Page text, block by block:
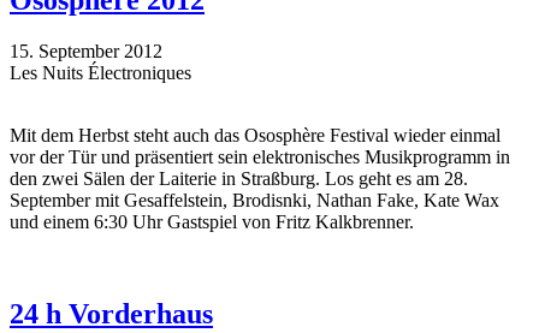
15. September 2012
Les Nuits Électroniques
Mit dem Herbst steht auch das Ososphère Festival wieder einmal
vor der Tür und präsentiert sein elektronisches Musikprogramm in
den zwei Sälen der Laiterie in Straßburg. Los geht es am 28.
September mit Gesaffelstein, Brodisnki, Nathan Fake, Kate Wax
und einem 6:30 Uhr Gastspiel von Fritz Kalkbrenner.
24 h Vorderhaus